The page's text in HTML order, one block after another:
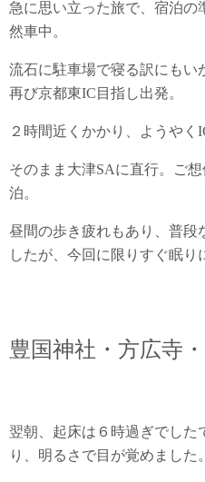
急に思い立った旅で、宿泊の
然車中。
流石に駐車場で寝る訳にもい
再び京都東IC目指し出発。
２時間近くかかり、ようやく
そのまま大津SAに直行。ご
泊。
昼間の歩き疲れもあり、普
したが、今回に限りすぐ眠り
豊国神社・方広寺
翌朝、起床は６時過ぎでした
り、明るさで目が覚めました。